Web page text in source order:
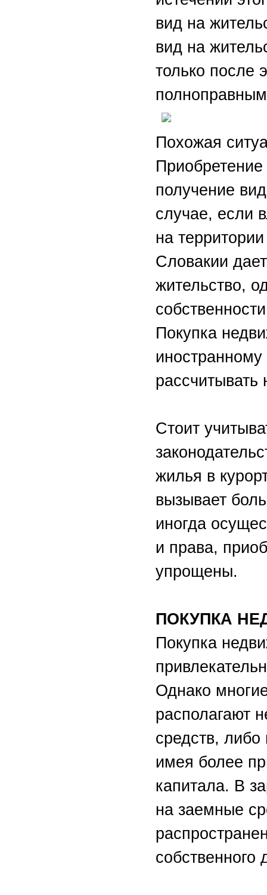
вид на
вид на
только после
Похожая
получение
случае, если
на
Словакии
жительство,
Покупка
рассчитывать
Стоит
жилья в
вызывает
иногда
и права,
упрощены.
ПОКУПКА
Покупка
Однако
располагают
средств, либо
имея более
капитала. В
на заемные
собственного